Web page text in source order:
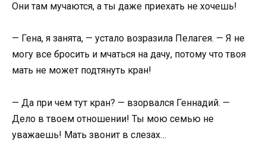
Они там мучаются, а ты даже приехать не хочешь!
— Гена, я занята, — устало возразила Пелагея. — Я не
могу все бросить и мчаться на дачу, потому что твоя
мать не может подтянуть кран!
— Да при чем тут кран? — взорвался Геннадий. —
Дело в твоем отношении! Ты мою семью не
уважаешь! Мать звонит в слезах…